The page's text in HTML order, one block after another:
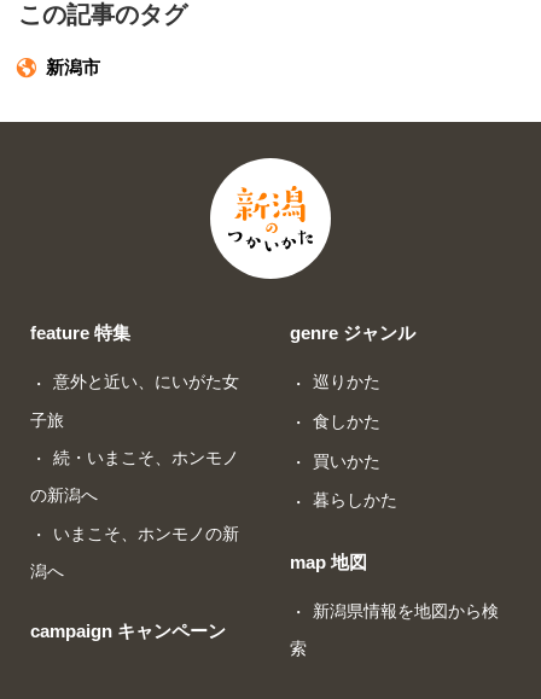
この記事のタグ
新潟市
feature 特集
意外と近い、にいがた女
子旅
続・いまこそ、ホンモノ
の新潟へ
いまこそ、ホンモノの新
潟へ
campaign キャンペーン
genre ジャンル
巡りかた
食しかた
買いかた
暮らしかた
map 地図
新潟県情報を地図から検
索